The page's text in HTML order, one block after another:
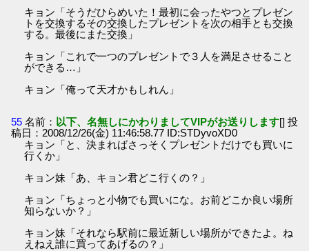
キョン「そうだひらめいた！最初に会ったやつとプレゼン
トを交換するその交換したプレゼントを次の相手とも交換
する。最後にまた交換」
キョン「これで一つのプレゼントで３人を満足させること
ができる…」
キョン「俺って天才かもしれん」
55 名前： 以下、名無しにかわりましてVIPがお送りします[] 投
稿日：2008/12/26(金) 11:46:58.77 ID:STDyvoXD0
キョン「と、決まればさっそくプレゼントだけでも買いに
行くか」
キョン妹「あ、キョン君どこ行くの？」
キョン「ちょっと小物でも買いにな。お前どこか良い場所
知らないか？」
キョン妹「それなら駅前に最近新しい場所ができたよ。ね
えねえ誰に買ってあげるの？」